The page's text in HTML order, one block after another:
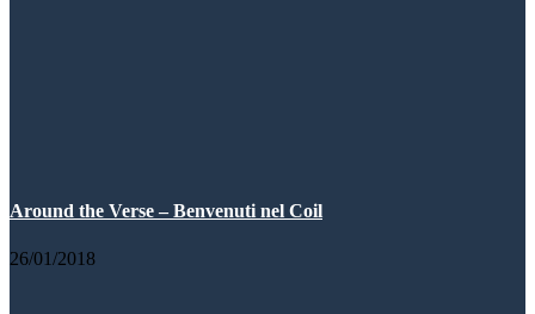
Around the Verse – Benvenuti nel Coil
26/01/2018